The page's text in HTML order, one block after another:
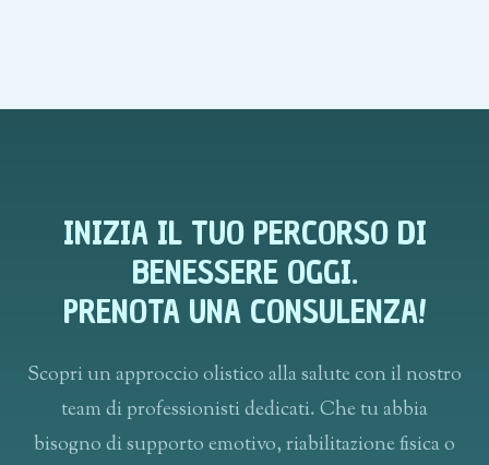
INIZIA IL TUO PERCORSO DI
BENESSERE OGGI.
PRENOTA UNA CONSULENZA!
Scopri un approccio olistico alla salute con il nostro
team di professionisti dedicati. Che tu abbia
bisogno di supporto emotivo, riabilitazione fisica o